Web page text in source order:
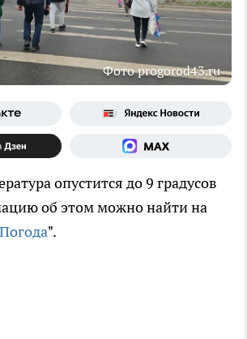
Фото progorod43.ru
опустится до 9 градусов
об этом можно найти на
".